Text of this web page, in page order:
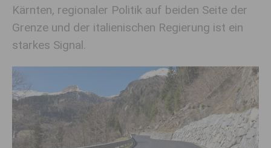
Kärnten, regionaler Politik auf beiden Seite der
Grenze und der italienischen Regierung ist ein
starkes Signal.